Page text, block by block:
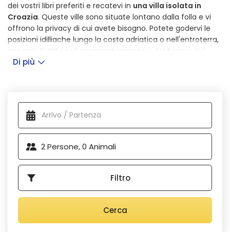
dei vostri libri preferiti e recatevi in una villa isolata in
Croazia. Queste ville sono situate lontano dalla folla e vi
offrono la privacy di cui avete bisogno. Potete godervi le
posizioni idilliache lungo la costa adriatica o nell'entroterra,
circondati dalla natura incontaminata e dal fruscio del
vento. Sentite la libertà di fuggire dallo stress della vita
Scegliete la vostra posizione ideale: dalle colline istriane e i
pendii del Quarnero sotto l'occhio vigile delle cime, agli
insediamenti insulari in Dalmazia e ai villaggi di vigneti
nell'entroterra. Le nostre ville sono nascoste
tranquilli della Croaziae sono dotate di piscine esterne,
spesso riscaldate, e di lussuose aree prendisole. Si può
godere della natura circostante da terrazze coperte, aree
lounge e cucine estive con barbecue, perfette per
trascorrere del tempo di qualità con i propri cari. Gli interni
, con saune, sale giochi e strutture
Di più
Alloggi disponibili
2Persone,0 Animali
Filtro
Cerca